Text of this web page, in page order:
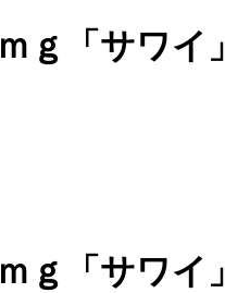
ｇ「サワイ」
ｇ「サワイ」